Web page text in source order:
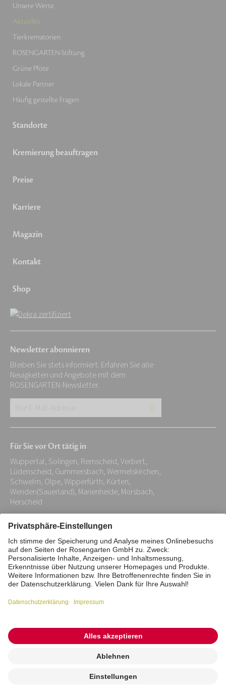
Unsere Werte
Aktuelles
Tierkrematorien
ROSENGARTEN-Stiftung
Grüne Pfote
Lokale Partner
Häufig gestellte Fragen
Standorte
Kremierung beauftragen
Preise
Karriere
Magazin
Kontakt
Shop
Newsletter abonnieren
Bleiben Sie stets informiert. Erfahren Sie alle
Neuigkeiten und Angebote mit dem
ROSENGARTEN-Newsletter.
E-
Adresse:
*
Für Sie vor Ort tätig in
Wuppertal, Solingen, Remscheid, Verbert,
Lüdenscheid, Gummersbach, Wermelskirchen,
Schwelm, Olpe, Wipperfürth, Kürten,
Wenden(Sauerland), Marienheide, Morsbach,
Herscheid
Impressum Datenschutz
Stiftung
Interne Meldestelle
Zahlungsmittel
Barrierefreiheitserklärung
Vertrag widerrufen
© 2026 ROSENGARTEN-Tierbestattung